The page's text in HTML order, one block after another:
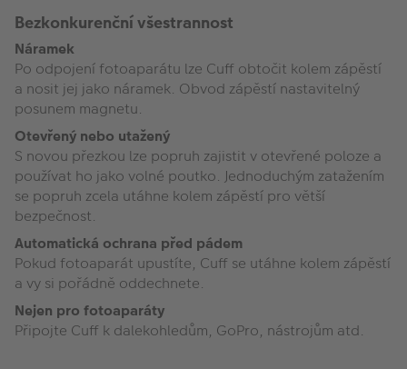
Bezkonkurenční všestrannost
Náramek
Po odpojení fotoaparátu lze Cuff obtočit kolem zápěstí
a nosit jej jako náramek. Obvod zápěstí nastavitelný
posunem magnetu.
Otevřený nebo utažený
S novou přezkou lze popruh zajistit v otevřené poloze a
používat ho jako volné poutko. Jednoduchým zatažením
se popruh zcela utáhne kolem zápěstí pro větší
bezpečnost.
Automatická ochrana před pádem
Pokud fotoaparát upustíte, Cuff se utáhne kolem zápěstí
a vy si pořádně oddechnete.
Nejen pro fotoaparáty
Připojte Cuff k dalekohledům, GoPro, nástrojům atd.